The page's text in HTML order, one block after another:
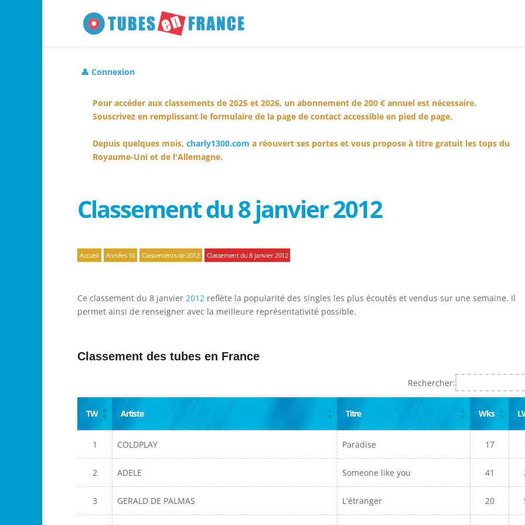
👤 Connexion
Pour accéder aux classements de 2025 et 2026, un abonnement de 200 € annuel est nécessaire.
Souscrivez en remplissant le formulaire de la page de contact accessible en pied de page.
Depuis quelques mois, charly1300.com a réouvert ses portes et vous propose à titre gratuit les tops du
Royaume-Uni et de l'Allemagne.
Classement du 8 janvier 2012
Accueil Années 10 Classements de 2012 Classement du 8 janvier 2012
Ce classement du 8 janvier 2012 reflète la popularité des singles les plus écoutés et vendus sur une semaine. Il
permet ainsi de renseigner avec la meilleure représentativité possible.
Classement des tubes en France
Rechercher:
TW Artiste Titre Wks
1 COLDPLAY Paradise 17
2 ADELE Someone like you 41
3 GERALD DE PALMAS L'étranger 20